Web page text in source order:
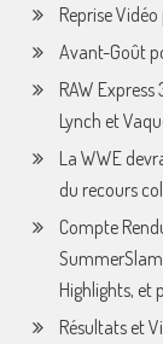
Reprise
Avant-Goût
RAW
Lynch et
La WWE
du recours
Compte
Highlights, et
Résultats et